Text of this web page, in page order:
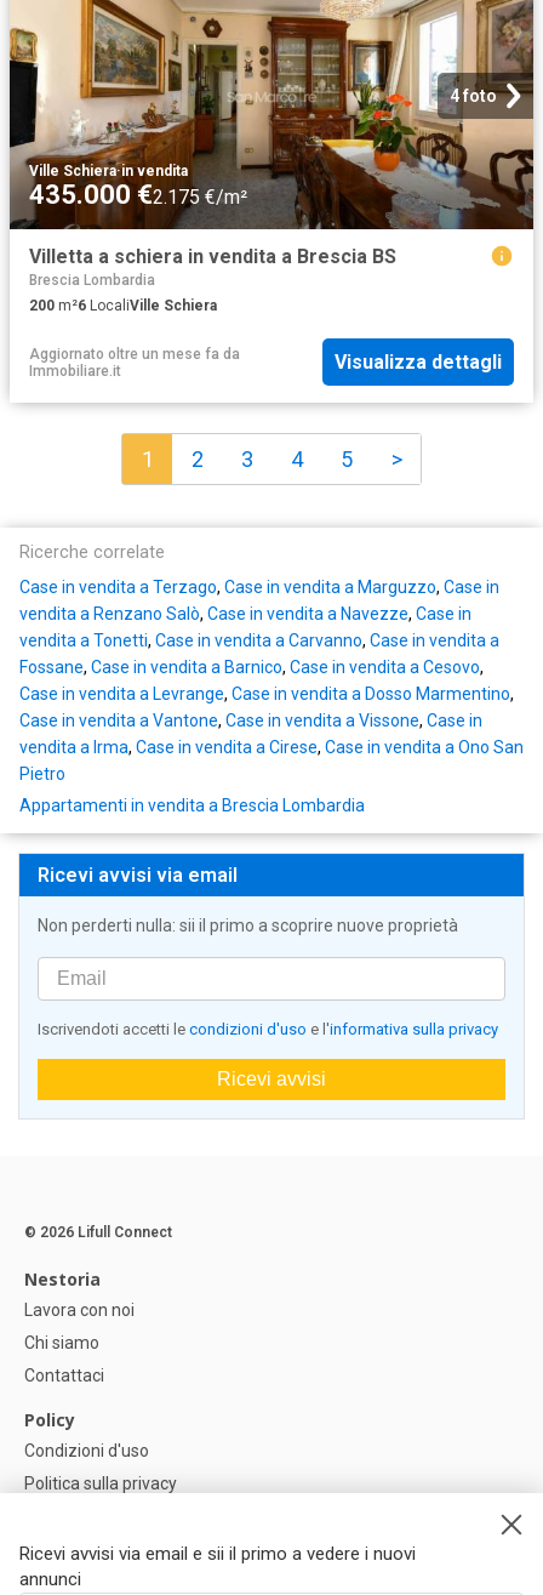
4 foto
Ville Schiera·in vendita
435.000 €2.175 €/m²
Villetta a schiera in vendita a Brescia BS
Brescia Lombardia
200 m²6 LocaliVille Schiera
Aggiornato oltre un mese fa da
Immobiliare.it
Visualizza dettagli
1 2 3 4 5 >
Ricerche correlate
Case in vendita a Terzago, Case in vendita a Marguzzo, Case in
vendita a Renzano Salò, Case in vendita a Navezze, Case in
vendita a Tonetti, Case in vendita a Carvanno, Case in vendita a
Fossane, Case in vendita a Barnico, Case in vendita a Cesovo,
Case in vendita a Levrange, Case in vendita a Dosso Marmentino,
Case in vendita a Vantone, Case in vendita a Vissone, Case in
vendita a Irma, Case in vendita a Cirese, Case in vendita a Ono San
Pietro
Appartamenti in vendita a Brescia Lombardia
Ricevi avvisi via email
Non perderti nulla: sii il primo a scoprire nuove proprietà
Iscrivendoti accetti le condizioni d'uso e l'informativa sulla privacy
Ricevi avvisi
Ricevi avvisi via email e sii il primo a vedere i nuovi
annunci
© 2026 Lifull Connect
Nestoria
Lavora con noi
Chi siamo
Contattaci
Policy
Condizioni d'uso
Politica sulla privacy
Impostazioni dei cookie